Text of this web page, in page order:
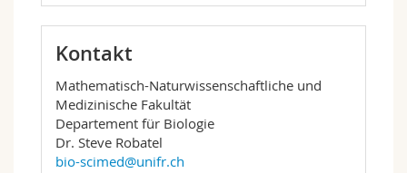
Uhr regulieren, Nährstoffwahrnehmung und
Wachstumskontrolle, Fettstoffwechsel und
Membranbiogenese, Ribosomenbiogenese und
Ansätzen, Ansätzen aus der klassischen
Biochemie und aus der computergestützten
Biologie analysiert. Neben Säugetieren und
insbesondere menschlichen Zellkulturlinien
werden die Maus und der einzellige
Kontakt
Mathematisch-Naturwissenschaftliche und
Medizinische Fakultät
Departement für Biologie
Dr. Steve Robatel
bio-scimed@unifr.ch